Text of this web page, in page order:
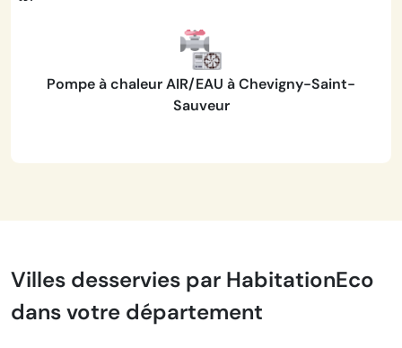
Pompe à chaleur AIR/EAU à Chevigny-Saint-
Sauveur
Villes desservies par HabitationEco
dans votre département